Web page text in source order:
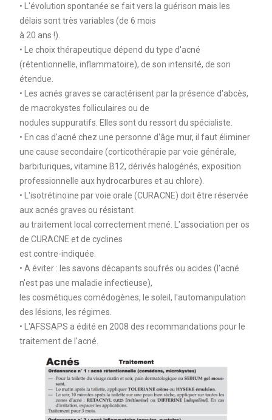
• L'évolution spontanée se fait vers la guérison mais les
délais sont très variables (de 6 mois
à 20 ans !).
• Le choix thérapeutique dépend du type d'acné
(rétentionnelle, inflammatoire), de son intensité, de son
étendue.
• Les acnés graves se caractérisent par la présence d'abcès,
de macrokystes folliculaires ou de
nodules suppuratifs. Elles sont du ressort du spécialiste.
• En cas d'acné chez une personne d'âge mur, il faut éliminer
une cause secondaire (corticothérapie par voie générale,
barbituriques, vitamine B12, dérivés halogénés, exposition
professionnelle aux hydrocarbures et au chlore).
• L'isotrétinoïne par voie orale (CURACNE) doit être réservée
aux acnés graves ou résistant
au traitement local correctement mené. L'association per os
de CURACNE et de cyclines
est contre-indiquée.
• A éviter : les savons décapants soufrés ou acides (l'acné
n'est pas une maladie infectieuse),
les cosmétiques comédogènes, le soleil, l'automanipulation
des lésions, les régimes.
• L'AFSSAPS a édité en 2008 des recommandations pour le
traitement de l'acné.